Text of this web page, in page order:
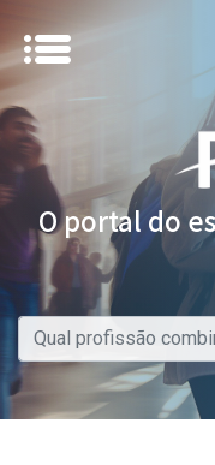
O portal do